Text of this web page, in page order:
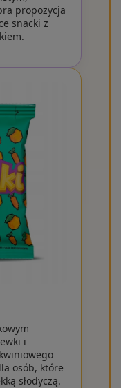
propozycja
snacki z
i
osób, które
słodyczą.